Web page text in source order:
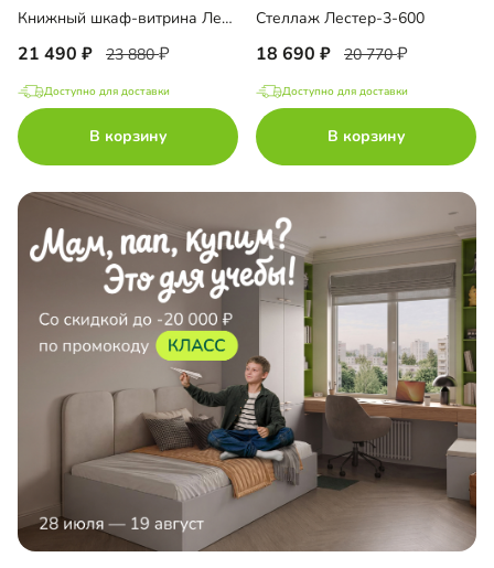
Книжный шкаф-витрина Лестер-3+А4 с антресолью
21 490 23 880
Доступно для доставки
В корзину
Стеллаж Лестер-3-600
18 690 20 770
Доступно для доставки
В корзину